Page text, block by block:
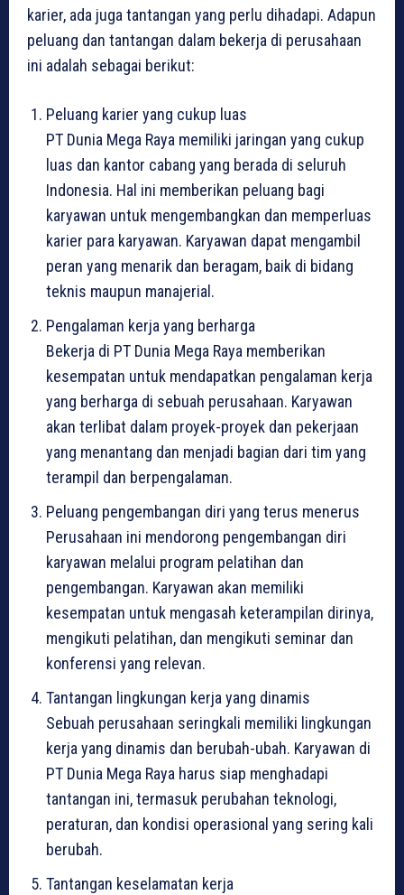
karier, ada juga tantangan yang perlu dihadapi. Adapun
peluang dan tantangan dalam bekerja di perusahaan
ini adalah sebagai berikut:
Peluang karier yang cukup luas
PT Dunia Mega Raya memiliki jaringan yang cukup
luas dan kantor cabang yang berada di seluruh
Indonesia. Hal ini memberikan peluang bagi
karyawan untuk mengembangkan dan memperluas
karier para karyawan. Karyawan dapat mengambil
peran yang menarik dan beragam, baik di bidang
teknis maupun manajerial.
Pengalaman kerja yang berharga
Bekerja di PT Dunia Mega Raya memberikan
kesempatan untuk mendapatkan pengalaman kerja
yang berharga di sebuah perusahaan. Karyawan
akan terlibat dalam proyek-proyek dan pekerjaan
yang menantang dan menjadi bagian dari tim yang
terampil dan berpengalaman.
Peluang pengembangan diri yang terus menerus
Perusahaan ini mendorong pengembangan diri
karyawan melalui program pelatihan dan
pengembangan. Karyawan akan memiliki
kesempatan untuk mengasah keterampilan dirinya,
mengikuti pelatihan, dan mengikuti seminar dan
konferensi yang relevan.
Tantangan lingkungan kerja yang dinamis
Sebuah perusahaan seringkali memiliki lingkungan
kerja yang dinamis dan berubah-ubah. Karyawan di
PT Dunia Mega Raya harus siap menghadapi
tantangan ini, termasuk perubahan teknologi,
peraturan, dan kondisi operasional yang sering kali
berubah.
Tantangan keselamatan kerja